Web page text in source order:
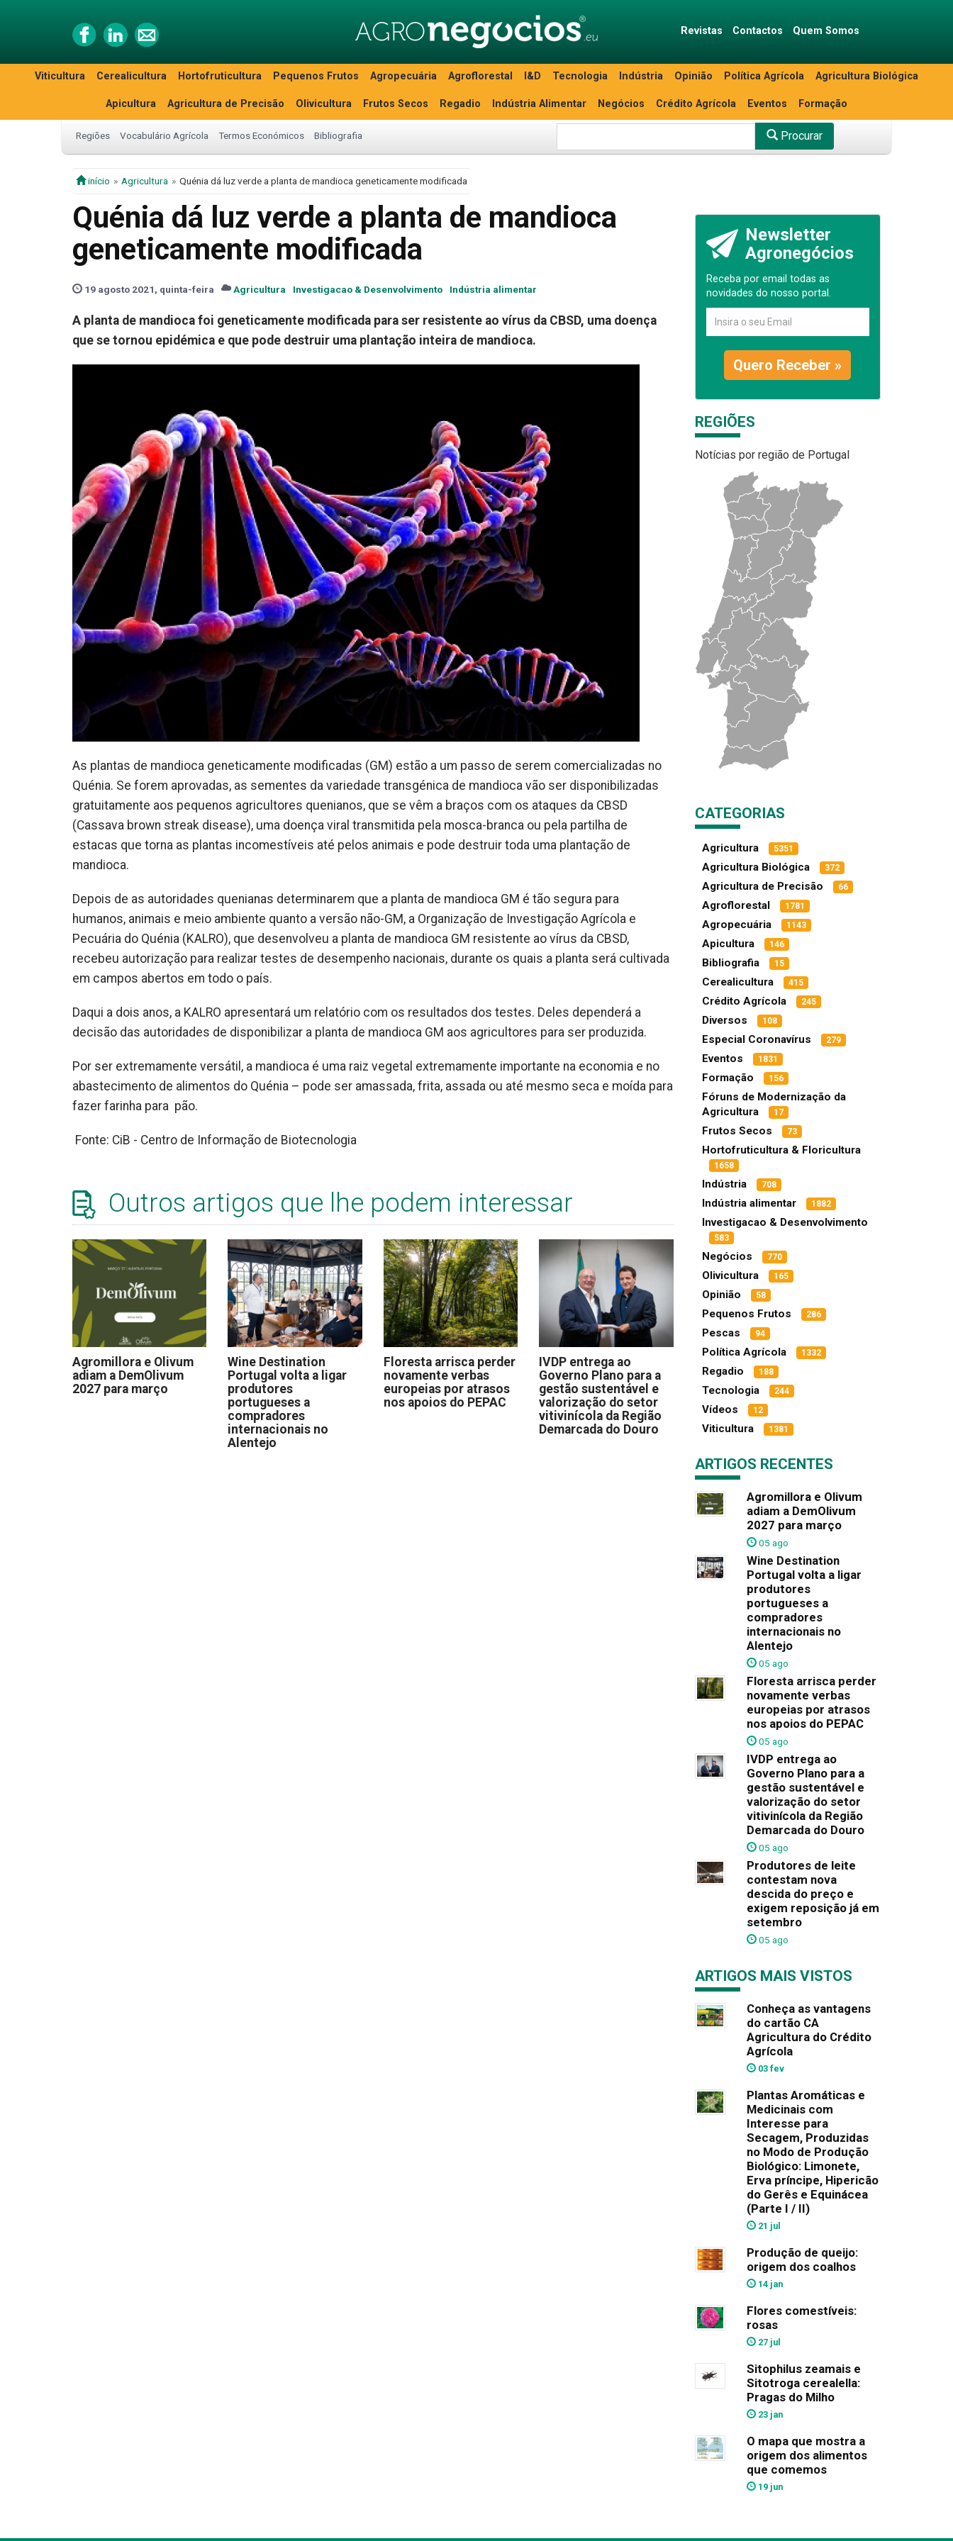
Revistas Contactos Quem Somos
Viticultura Cerealicultura Hortofruticultura Pequenos Frutos Agropecuária Agroflorestal I&D Tecnologia Indústria Opinião Política Agrícola Agricultura Biológica
Apicultura Agricultura de Precisão Olivicultura Frutos Secos Regadio Indústria Alimentar Negócios Crédito Agrícola Eventos Formação
Regiões Vocabulário Agrícola Termos Económicos Bibliografia Procurar
início Agricultura Quénia dá luz verde a planta de mandioca geneticamente modificada
Quénia dá luz verde a planta de mandioca
geneticamente modificada
19 agosto 2021, quinta-feira Agricultura Investigacao & Desenvolvimento Indústria alimentar
A planta de mandioca foi geneticamente modificada para ser resistente ao vírus da CBSD, uma doença
que se tornou epidémica e que pode destruir uma plantação inteira de mandioca.
As plantas de mandioca geneticamente modificadas (GM) estão a um passo de serem comercializadas no
Quénia. Se forem aprovadas, as sementes da variedade transgénica de mandioca vão ser disponibilizadas
gratuitamente aos pequenos agricultores quenianos, que se vêm a braços com os ataques da CBSD
(Cassava brown streak disease), uma doença viral transmitida pela mosca-branca ou pela partilha de
estacas que torna as plantas incomestíveis até pelos animais e pode destruir toda uma plantação de
mandioca.
Depois de as autoridades quenianas determinarem que a planta de mandioca GM é tão segura para
humanos, animais e meio ambiente quanto a versão não-GM, a Organização de Investigação Agrícola e
Pecuária do Quénia (KALRO), que desenvolveu a planta de mandioca GM resistente ao vírus da CBSD,
recebeu autorização para realizar testes de desempenho nacionais, durante os quais a planta será cultivada
em campos abertos em todo o país.
Daqui a dois anos, a KALRO apresentará um relatório com os resultados dos testes. Deles dependerá a
decisão das autoridades de disponibilizar a planta de mandioca GM aos agricultores para ser produzida.
Por ser extremamente versátil, a mandioca é uma raiz vegetal extremamente importante na economia e no
abastecimento de alimentos do Quénia – pode ser amassada, frita, assada ou até mesmo seca e moída para
fazer farinha para pão.
Fonte: CiB - Centro de Informação de Biotecnologia
Outros artigos que lhe podem interessar
Agromillora e Olivum
adiam a DemOlivum
2027 para março
Wine Destination
Portugal volta a ligar
produtores
portugueses a
compradores
internacionais no
Alentejo
Floresta arrisca perder
novamente verbas
europeias por atrasos
nos apoios do PEPAC
IVDP entrega ao
Governo Plano para a
gestão sustentável e
valorização do setor
vitivinícola da Região
Demarcada do Douro
Newsletter
Agronegócios
Receba por email todas as
novidades do nosso portal.
Quero Receber »
REGIÕES
Notícias por região de Portugal
CATEGORIAS
Agricultura 5351
Agricultura Biológica 372
Agricultura de Precisão 66
Agroflorestal 1781
Agropecuária 1143
Apicultura 146
Bibliografia 15
Cerealicultura 415
Crédito Agrícola 245
Diversos 108
Especial Coronavírus 279
Eventos 1831
Formação 156
Fóruns de Modernização da
Agricultura
17
Frutos Secos 73
Hortofruticultura & Floricultura
1658
Indústria 708
Indústria alimentar 1882
Investigacao & Desenvolvimento
583
Negócios 770
Olivicultura 165
Opinião 58
Pequenos Frutos 286
Pescas 94
Política Agrícola 1332
Regadio 188
Tecnologia 244
Vídeos 12
Viticultura 1381
ARTIGOS RECENTES
Agromillora e Olivum
adiam a DemOlivum
2027 para março
05 ago
Wine Destination
Portugal volta a ligar
produtores
portugueses a
compradores
internacionais no
Alentejo
05 ago
Floresta arrisca perder
novamente verbas
europeias por atrasos
nos apoios do PEPAC
05 ago
IVDP entrega ao
Governo Plano para a
gestão sustentável e
valorização do setor
vitivinícola da Região
Demarcada do Douro
05 ago
Produtores de leite
contestam nova
descida do preço e
exigem reposição já em
setembro
05 ago
ARTIGOS MAIS VISTOS
Conheça as vantagens
do cartão CA
Agricultura do Crédito
Agrícola
03 fev
Plantas Aromáticas e
Medicinais com
Interesse para
Secagem, Produzidas
no Modo de Produção
Biológico: Limonete,
Erva príncipe, Hipericão
do Gerês e Equinácea
(Parte I / II)
21 jul
Produção de queijo:
origem dos coalhos
14 jan
Flores comestíveis:
rosas
27 jul
Sitophilus zeamais e
Sitotroga cerealella:
Pragas do Milho
23 jan
O mapa que mostra a
origem dos alimentos
que comemos
19 jun